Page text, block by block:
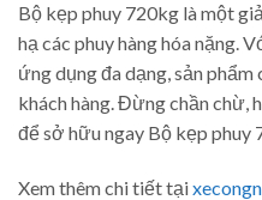
Bộ kẹp phuy 720kg là một
hạ các phuy hàng hóa nặng.
ứng dụng đa dạng, sản phẩm
khách hàng. Đừng chần chừ,
để sở hữu ngay Bộ kẹp
Xem thêm chi tiết tại